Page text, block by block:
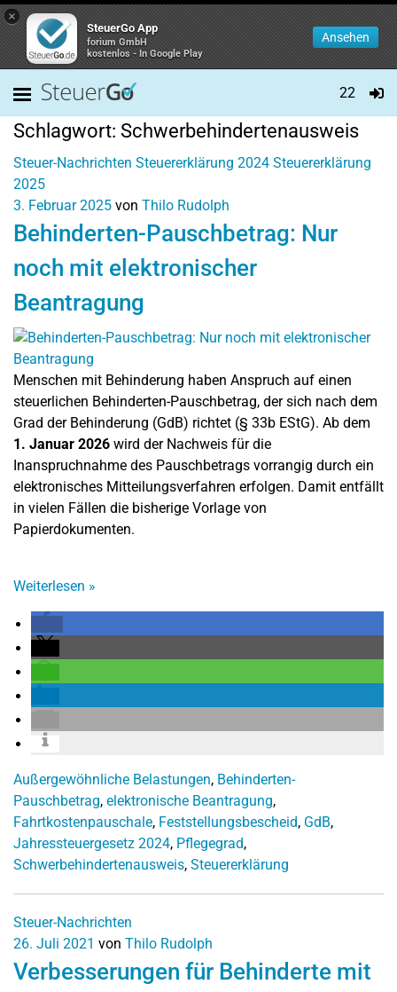
×
SteuerGo App
forium GmbH
kostenlos - In Google Play
Ansehen
22
Schlagwort: Schwerbehindertenausweis
Steuer-Nachrichten Steuererklärung 2024 Steuererklärung
2025
3. Februar 2025 von Thilo Rudolph
Behinderten-Pauschbetrag: Nur
noch mit elektronischer
Beantragung
Menschen mit Behinderung haben Anspruch auf einen
steuerlichen Behinderten-Pauschbetrag, der sich nach dem
Grad der Behinderung (GdB) richtet (§ 33b EStG). Ab dem
1. Januar 2026 wird der Nachweis für die
Inanspruchnahme des Pauschbetrags vorrangig durch ein
elektronisches Mitteilungsverfahren erfolgen. Damit entfällt
in vielen Fällen die bisherige Vorlage von
Papierdokumenten.
Weiterlesen »
Außergewöhnliche Belastungen, Behinderten-
Pauschbetrag, elektronische Beantragung,
Fahrtkostenpauschale, Feststellungsbescheid, GdB,
Jahressteuergesetz 2024, Pflegegrad,
Schwerbehindertenausweis, Steuererklärung
Steuer-Nachrichten
26. Juli 2021 von Thilo Rudolph
Verbesserungen für Behinderte mit